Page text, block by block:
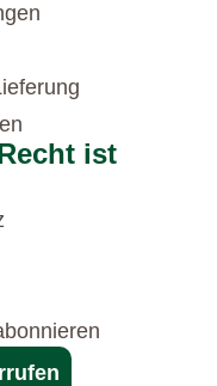
ist